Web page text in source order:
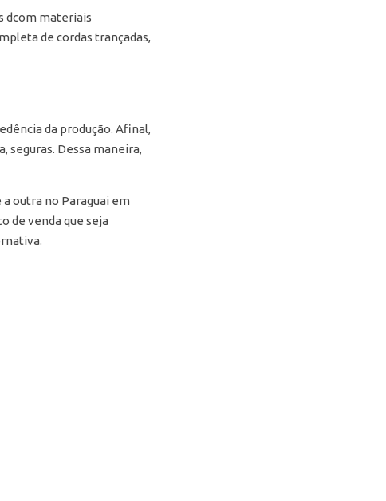
dcom materiais
de cordas trançadas,
da produção. Afinal,
seguras. Dessa maneira,
outra no Paraguai em
de venda que seja